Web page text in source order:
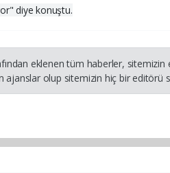
diye konuştu.
eklenen tüm haberler,
ajanslar olup sitemizin hiç bir editörü